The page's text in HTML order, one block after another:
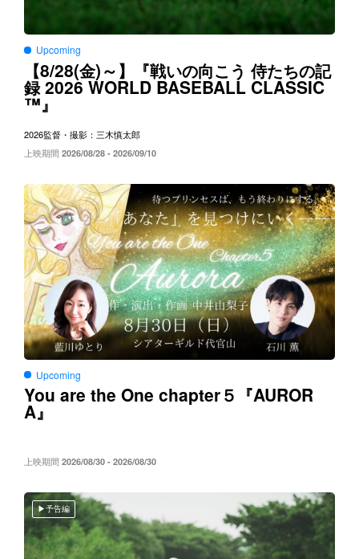
Upcoming
【8/28(金)～】『戦いの向こう 侍たちの記
録2026 WORLD BASEBALL CLASSIC
™』
2026監督・撮影：三木慎太郎
上映期間 2026/08/28 - 2026/09/10
Upcoming
You are the One chapter５ 『AUROR
A』
上映期間 2026/08/30 - 2026/08/30
予告編